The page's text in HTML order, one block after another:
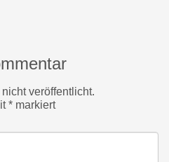
veröffentlicht.
* markiert